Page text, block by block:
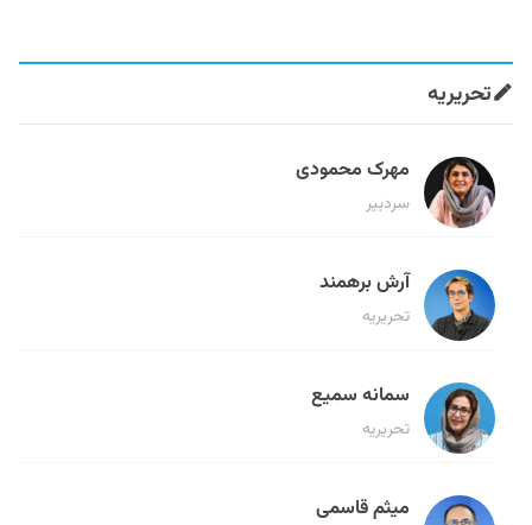
تحریریه
مهرک محمودی
سردبیر
آرش برهمند
تحریریه
سمانه سمیع
تحریریه
میثم قاسمی